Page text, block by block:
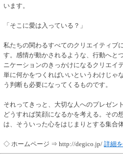
います。
「そこに愛は入っている？」
私たちの関わるすべてのクリエイティブ
す。感情が動かされるような、行動へと
ニケーションのきっかけになるクリエイ
単に何かをつくればいいというわけじゃ
う判断も必要になってくるものです。
それってきっと、大切な人へのプレゼン
どうすれば笑顔になるかを考える。その
は、そういった心をはじまりとする集合体
◇ ホームページ ⇒ http://degico.jp/ 詳細